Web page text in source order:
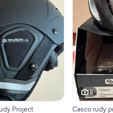
Project
6
Casco rudy